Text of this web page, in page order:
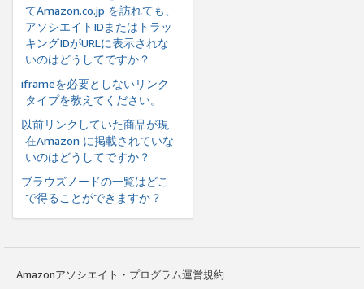
てAmazon.co.jp を訪れても、
アソシエイトIDまたはトラッ
キングIDがURLに表示されな
いのはどうしてですか？
iframeを必要としないリンク
タイプを教えてください。
以前リンクしていた商品が現
在Amazon に掲載されていな
いのはどうしてですか？
ブラウズノードの一覧はどこ
で得ることができますか？
Amazonアソシエイト・プログラム運営規約